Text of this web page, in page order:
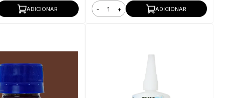
ADICIONAR - + ADICIONAR